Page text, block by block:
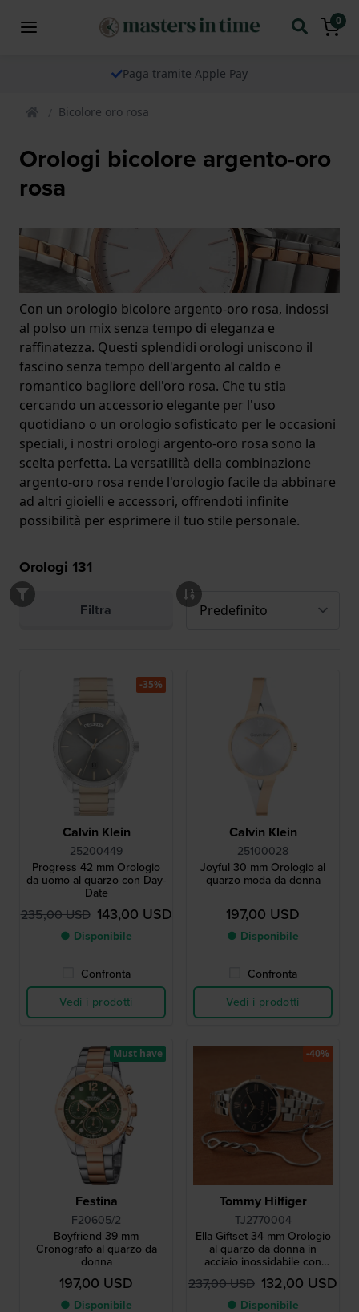
0
Paga tramite Apple Pay
Bicolore oro rosa
Orologi bicolore argento-oro
rosa
Con un orologio bicolore argento-oro rosa, indossi
al polso un mix senza tempo di eleganza e
raffinatezza. Questi splendidi orologi uniscono il
fascino senza tempo dell'argento al caldo e
romantico bagliore dell'oro rosa. Che tu stia
cercando un accessorio elegante per l'uso
quotidiano o un orologio sofisticato per le occasioni
speciali, i nostri orologi argento-oro rosa sono la
scelta perfetta. La versatilità della combinazione
argento-oro rosa rende l'orologio facile da abbinare
ad altri gioielli e accessori, offrendoti infinite
possibilità per esprimere il tuo stile personale.
Orologi 131
Filtra
Calvin Klein
25200449
Progress 42 mm Orologio
da uomo al quarzo con Day-
Date
235,00 USD 143,00 USD
● Disponibile
Confronta
Vedi i prodotti
-35%
Calvin Klein
25100028
Joyful 30 mm Orologio al
quarzo moda da donna
197,00 USD
● Disponibile
Confronta
Vedi i prodotti
Festina
F20605/2
Boyfriend 39 mm
Cronografo al quarzo da
donna
197,00 USD
● Disponibile
Must have
Tommy Hilfiger
TJ2770004
Ella Giftset 34 mm Orologio
al quarzo da donna in
acciaio inossidabile con
indici in cristallo e bracciale
in omaggio
237,00 USD 132,00 USD
● Disponibile
-40%